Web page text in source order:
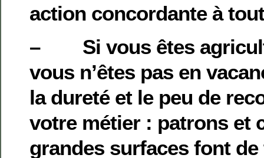
action concordante à
– Si vous êtes
vous n’êtes pas en
la dureté et le peu de
votre métier : patrons et
grandes surfaces font